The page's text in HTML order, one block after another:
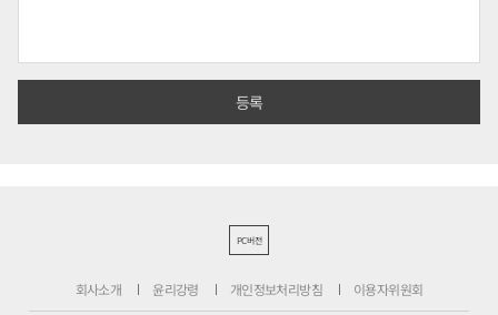
PC버전
회사소개 윤리강령 개인정보처리방침 이용자위원회